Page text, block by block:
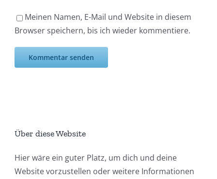
Meinen Namen, E-Mail und Website in diesem
Browser speichern, bis ich wieder kommentiere.
Über diese Website
Hier wäre ein guter Platz, um dich und deine
Website vorzustellen oder weitere Informationen